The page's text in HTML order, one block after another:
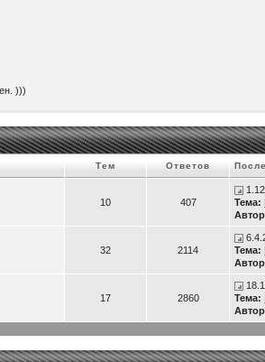
)))
Тем Ответов
10 407
Тема:
32 2114
Тема:
17 2860
Тема: